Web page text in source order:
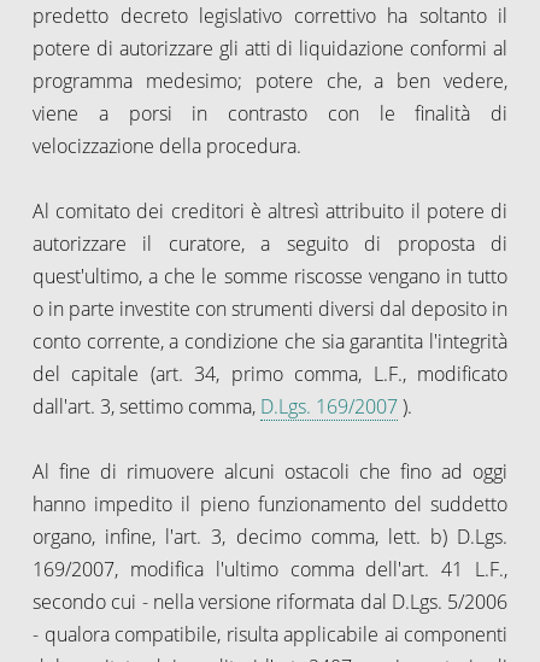
predetto decreto legislativo correttivo ha soltanto il
potere di autorizzare gli atti di liquidazione conformi al
programma medesimo; potere che, a ben vedere,
viene a porsi in contrasto con le finalità di
velocizzazione della procedura.
Al comitato dei creditori è altresì attribuito il potere di
autorizzare il curatore, a seguito di proposta di
quest'ultimo, a che le somme riscosse vengano in tutto
o in parte investite con strumenti diversi dal deposito in
conto corrente, a condizione che sia garantita l'integrità
del capitale (art. 34, primo comma, L.F., modificato
dall'art. 3, settimo comma, D.Lgs. 169/2007).
Al fine di rimuovere alcuni ostacoli che fino ad oggi
hanno impedito il pieno funzionamento del suddetto
organo, infine, l'art. 3, decimo comma, lett. b) D.Lgs.
169/2007, modifica l'ultimo comma dell'art. 41 L.F.,
secondo cui - nella versione riformata dal D.Lgs. 5/2006
- qualora compatibile, risulta applicabile ai componenti